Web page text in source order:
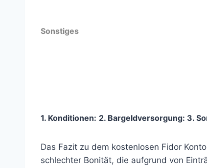
Sonstiges
1. Konditionen: 2. Bargeldversorgung: 3.
Das Fazit zu dem kostenlosen Fidor
schlechter Bonität, die aufgrund von